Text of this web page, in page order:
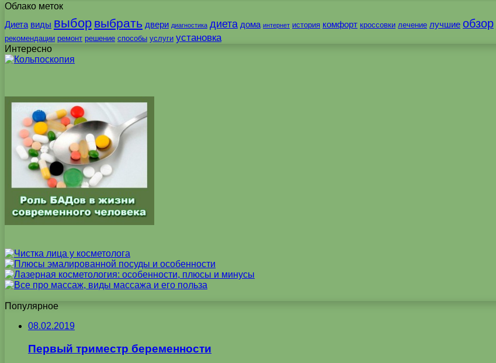
Облако меток
Диета виды выбор выбрать двери диагностика диета дома интернет история комфорт кроссовки лечение лучшие обзор
рекомендации ремонт решение способы услуги установка
Интересно
Популярное
08.02.2019
Первый триместр беременности